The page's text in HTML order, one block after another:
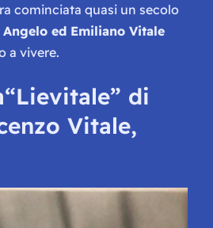
cominciata quasi un secolo
Angelo ed Emiliano Vitale
a vivere.
“Lievitale” di
Vitale,